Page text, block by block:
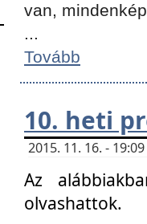
van,
...
Tovább
10. heti
2015. 11. 16. -
Az
olvashattok.